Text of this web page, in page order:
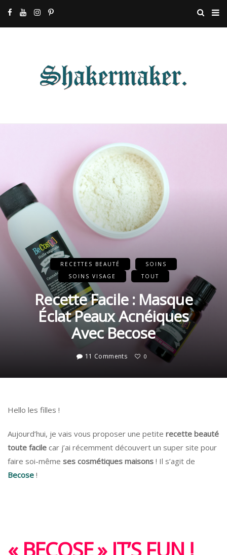
RECETTES BEAUTÉ
SOINS
SOINS VISAGE
TOUT
Recette Facile : Masque
Éclat Peaux Acnéiques
Avec Becose
11 Comments 0
Hello les filles !
Aujourd’hui, je vais vous proposer une petite recette beauté
toute facile car j’ai récemment découvert un super site pour
faire soi-même ses cosmétiques maisons ! Il s’agit de
Becose !